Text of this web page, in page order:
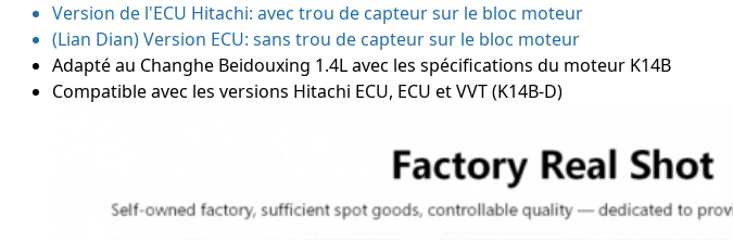
Version de l'ECU Hitachi: avec trou de capteur sur le bloc moteur
(Lian Dian) Version ECU: sans trou de capteur sur le bloc moteur
Adapté au Changhe Beidouxing 1.4L avec les spécifications du moteur K14B
Compatible avec les versions Hitachi ECU, ECU et VVT (K14B-D)